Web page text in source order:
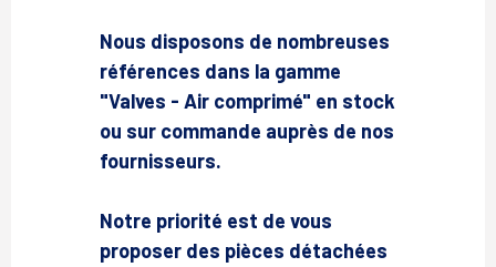
Nous disposons de nombreuses
références dans la gamme
"Valves - Air comprimé" en stock
ou sur commande auprès de nos
fournisseurs.
Notre priorité est de vous
proposer des pièces détachées